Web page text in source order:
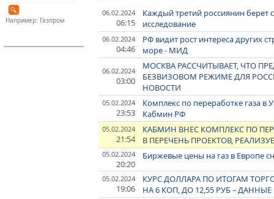
Например: Газпром
06.02.2024
06:15
Каждый третий россиянин
исследование
06.02.2024
04:46
РФ видит рост интереса других
море - МИД
06.02.2024
03:00
МОСКВА РАССЧИТЫВАЕТ, ЧТО
БЕЗВИЗОВОМ РЕЖИМЕ ДЛЯ
НОВОСТИ
05.02.2024
23:53
Комплекс по переработке газа в
Кабмин РФ
05.02.2024
21:54
КАБМИН ВНЕС КОМПЛЕКС ПО
В ПЕРЕЧЕНЬ ПРОЕКТОВ,
05.02.2024
20:20
Биржевые цены на газ в Европе
05.02.2024
19:06
КУРС ДОЛЛАРА ПО ИТОГАМ
НА 6 КОП, ДО 12,55 РУБ –